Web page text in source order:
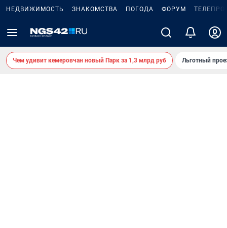
НЕДВИЖИМОСТЬ ЗНАКОМСТВА ПОГОДА ФОРУМ
Чем удивит кемеровчан новый Парк за 1,3 млрд руб Льготный